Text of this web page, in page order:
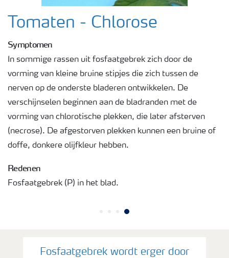
Tomaten - Chlorose
Symptomen
In sommige rassen uit fosfaatgebrek zich door de
vorming van kleine bruine stipjes die zich tussen de
nerven op de onderste bladeren ontwikkelen. De
verschijnselen beginnen aan de bladranden met de
vorming van chlorotische plekken, die later afsterven
(necrose). De afgestorven plekken kunnen een bruine of
doffe, donkere olijfkleur hebben.
Redenen
Fosfaatgebrek (P) in het blad.
Fosfaatgebrek wordt erger door